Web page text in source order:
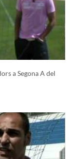
a Segona A del